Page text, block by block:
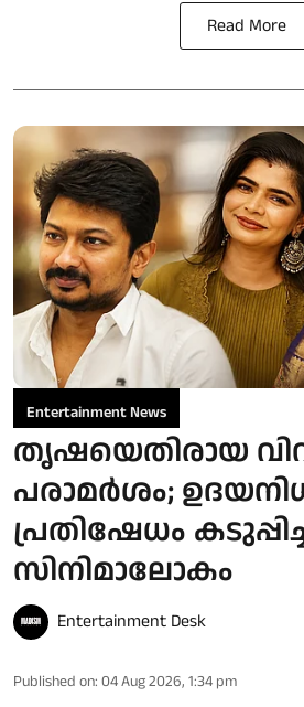
Read More
Entertainment News
തൃഷയെതിരായ
പരാമർശം;
പ്രതിഷേധം
സിനിമാലോകം
Entertainment Desk
Published on: 04 Aug 2026, 1:34 pm